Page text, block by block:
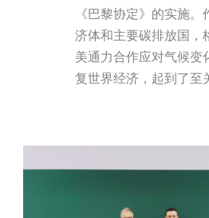
《巴黎协定》的实施
济体和主要碳排放国，
美通力合作应对气候变
复世界经济，起到了至